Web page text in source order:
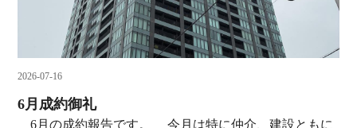
2026-07-16
6月成約御礼
6月の成約報告です。 今月は特に仲介、建設ともに